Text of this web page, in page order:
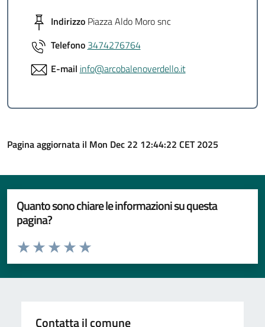
IndirizzoPiazza Aldo Moro snc
Telefono 3474276764
E-mail info@arcobalenoverdello.it
Pagina aggiornata il Mon Dec 22 12:44:22 CET 2025
Quanto sono chiare le informazioni su questa
pagina?
Valuta da 1 a 5 stelle la pagina
Valuta 5 stelle su 5
Valuta 4 stelle su 5
Valuta 3 stelle su 5
Valuta 2 stelle su 5
Valuta 1 stelle su 5
Contatta il comune